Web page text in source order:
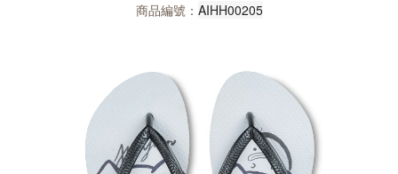
商品編號： AIHH00205